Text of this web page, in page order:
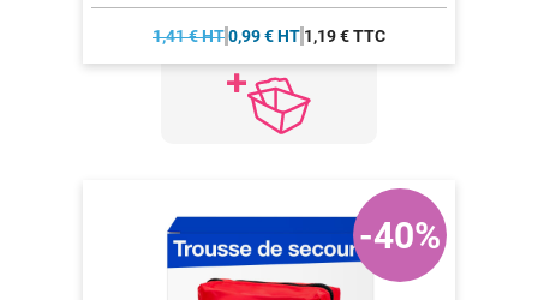
1,41 € HT0,99 € HT 1,19 € TTC
-40%